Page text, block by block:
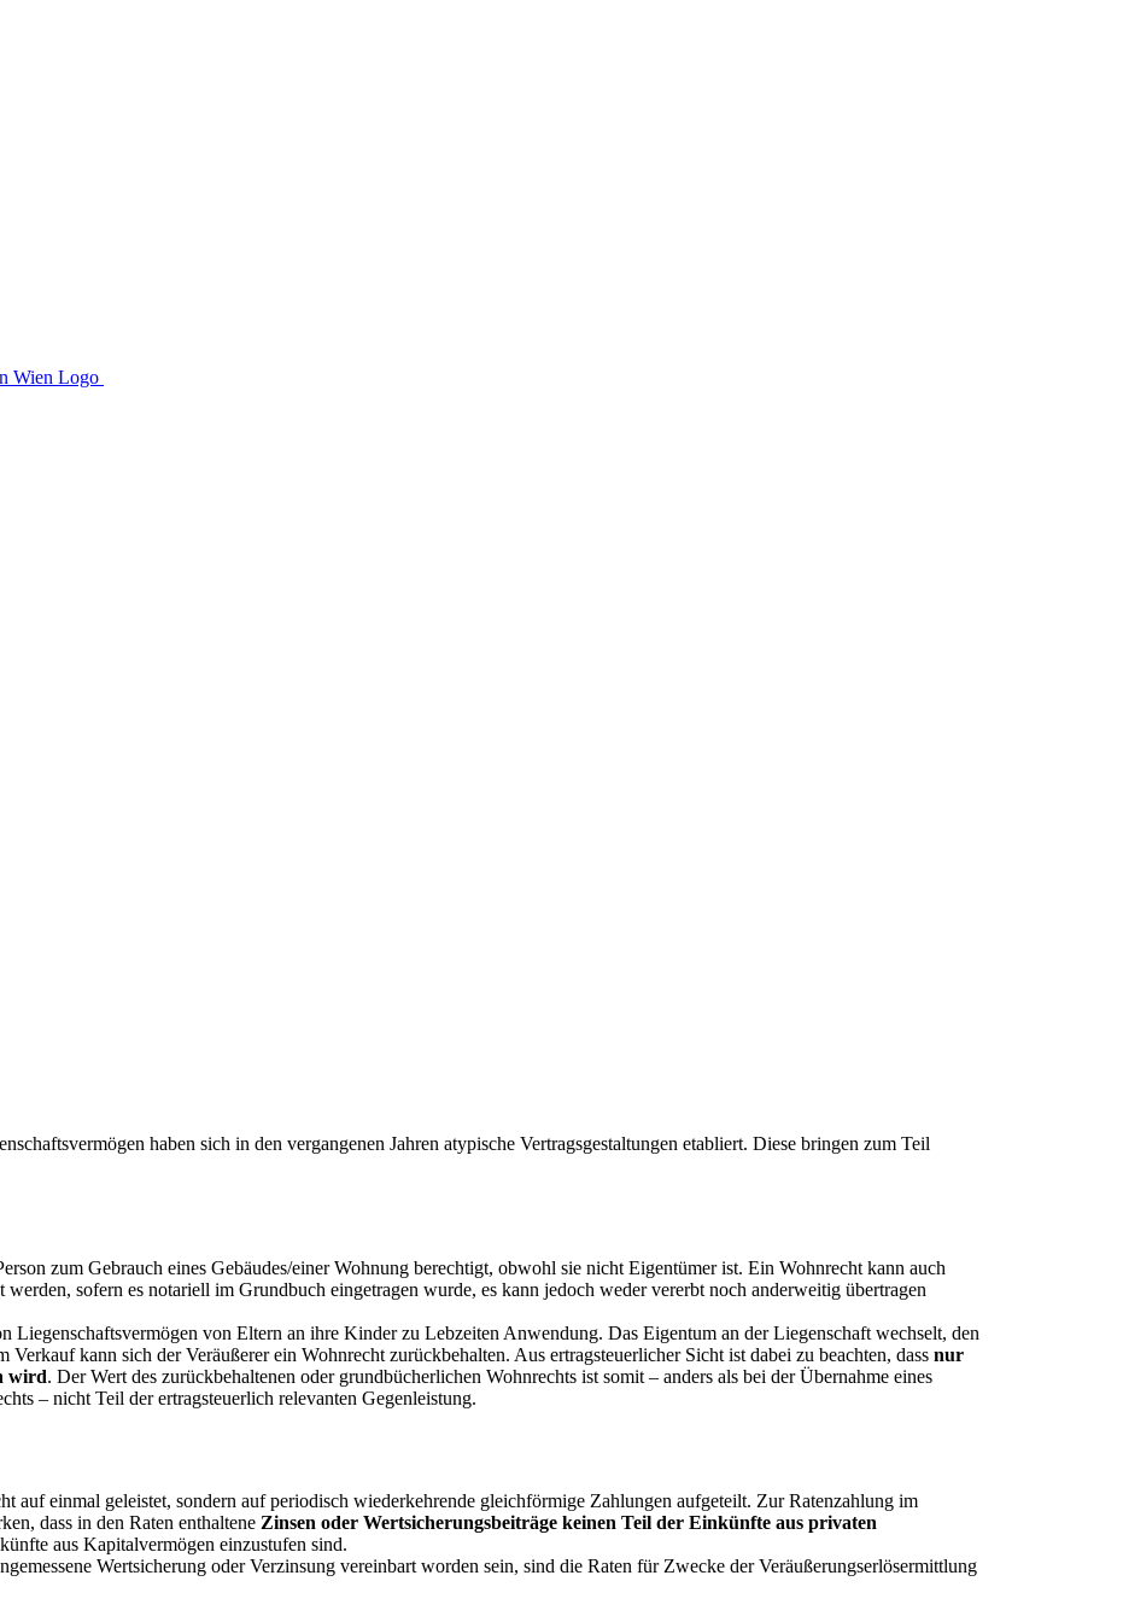
haben sich in den vergangenen Jahren atypische Vertragsgestaltungen etabliert. Diese bringen zum Teil
zum Gebrauch eines Gebäudes/einer Wohnung berechtigt, obwohl sie nicht Eigentümer ist. Ein Wohnrecht kann auch
sofern es notariell im Grundbuch eingetragen wurde, es kann jedoch weder vererbt noch anderweitig übertragen
Liegenschaftsvermögen von Eltern an ihre Kinder zu Lebzeiten Anwendung. Das Eigentum an der Liegenschaft wechselt, den
kann sich der Veräußerer ein Wohnrecht zurückbehalten. Aus ertragsteuerlicher Sicht ist dabei zu beachten, dassnur
wird. Der Wert des zurückbehaltenen oder grundbücherlichen Wohnrechts ist somit – anders als bei der Übernahme eines
– nicht Teil der ertragsteuerlich relevanten Gegenleistung.
auf einmal geleistet, sondern auf periodisch wiederkehrende gleichförmige Zahlungen aufgeteilt. Zur Ratenzahlung im
dass in den Raten enthaltene Zinsen oder Wertsicherungsbeiträge keinen Teil der Einkünfte aus privaten
aus Kapitalvermögen einzustufen sind.
Wertsicherung oder Verzinsung vereinbart worden sein, sind die Raten für Zwecke der Veräußerungserlösermittlung